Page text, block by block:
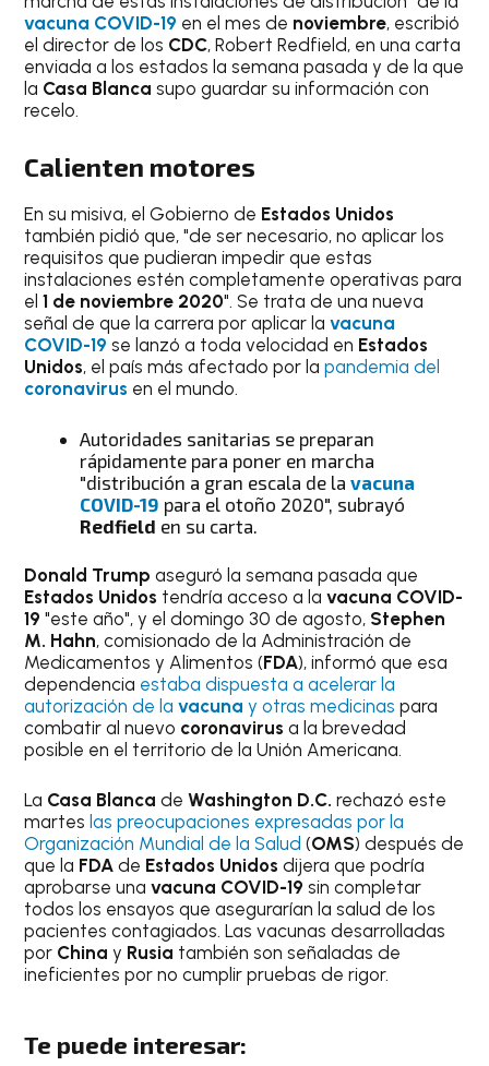
vacuna COVID-19 en el mes de noviembre, escribió
el director de los CDC, Robert Redfield, en una carta
enviada a los estados la semana pasada y de la que
la Casa Blanca supo guardar su información con
recelo.
Calienten motores
En su misiva, el Gobierno de Estados Unidos
también pidió que, "de ser necesario, no aplicar los
requisitos que pudieran impedir que estas
instalaciones estén completamente operativas para
el1 de noviembre 2020". Se trata de una nueva
señal de que la carrera por aplicar lavacuna
COVID-19 se lanzó a toda velocidad en Estados
Unidos, el país más afectado por lapandemia del
coronavirus en el mundo.
Autoridades sanitarias se preparan
rápidamente para poner en marcha
"distribución a gran escala de lavacuna
COVID-19 para el otoño 2020", subrayó
Redfield en su carta.
Donald Trump aseguró la semana pasada que
Estados Unidos tendría acceso a lavacuna COVID-
19 "este año", y el domingo 30 de agosto, Stephen
M. Hahn, comisionado de la Administración de
Medicamentos y Alimentos (FDA), informó que esa
dependencia estaba dispuesta a acelerar la
autorización de lavacuna y otras medicinas para
combatir al nuevo coronavirus a la brevedad
posible en el territorio de la Unión Americana.
La Casa Blanca deWashington D.C. rechazó este
marteslas preocupaciones expresadas por la
Organización Mundial de la Salud (OMS) después de
que la FDA de Estados Unidos dijera que podría
aprobarse unavacuna COVID-19 sin completar
todos los ensayos que asegurarían la salud de los
pacientes contagiados. Las vacunas desarrolladas
por China y Rusia también son señaladas de
ineficientes por no cumplir pruebas de rigor.
Te puede interesar: